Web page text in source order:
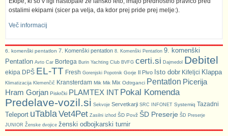
ostalimi ekipami (sicer pa velja, da kdor prej pride prej melje:).
Več informacij
6. komenški pentatlon 7. Komenški pentatlon 8. Komenški Pentatlon 9. komenški
Pentatlon Avto Car Bortega Burin Yachting Club BVFG certi.si Dajmedol Debitel
ekipa DPŠ EL-TT Fresh Gorenjski Popotnik Gorje Il Pivo Isto dobr Kifeljci Klappa
Klimatizacija Klemenčič Kransterdam Mik Mik Mix Odtrganci Pentatlon Picerija
Hram Gorjan Piskrčki PLAMTEX INT Pokal Komenda
Predelave-vozil.si Sekvoje Servetkarji SRC INFONET Systemiq Tazadni
Teleport uTabla Vet4Pet Zasilni izhod ŠD Povž ŠD Preserje ŠD Preserje
JUNIOR Ženske dvojice ženski odbojkarski turnir